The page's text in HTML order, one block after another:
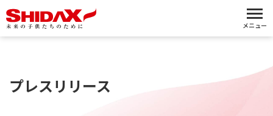
メニュー
プレスリリース